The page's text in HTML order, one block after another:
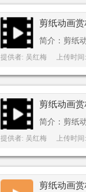
剪纸动画赏
简介：剪纸
提供者: 吴红梅 上传时
剪纸动画赏
简介：剪纸
提供者: 吴红梅 上传时
剪纸动画赏